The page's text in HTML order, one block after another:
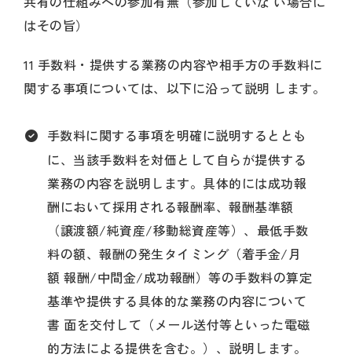
はその旨）
11 手数料・提供する業務の内容や相手方の手数料に
関する事項については、以下に沿って説明 します。
手数料に関する事項を明確に説明するととも
に、当該手数料を対価として自らが提供する
業務の内容を説明します。具体的には成功報
酬において採用される報酬率、報酬基準額
（譲渡額/純資産/移動総資産等）、最低手数
料の額、報酬の発生タイミング（着手金/月
額 報酬/中間金/成功報酬）等の手数料の算定
基準や提供する具体的な業務の内容について
書 面を交付して（メール送付等といった電磁
的方法による提供を含む。）、説明します。